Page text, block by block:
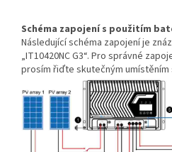
Schéma zapojení s použitím
Následující schéma zapojení je
„IT10420NC G3“. Pro správné
prosím řiďte skutečným umístěním